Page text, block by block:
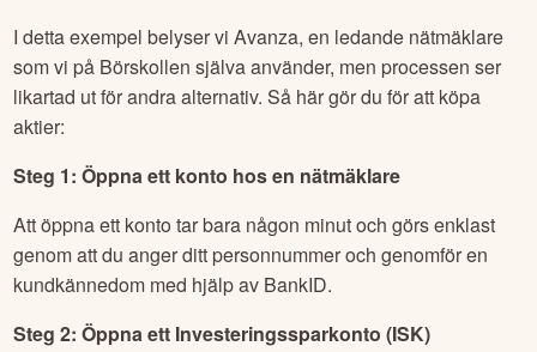
I detta exempel belyser vi Avanza, en ledande nätmäklare
som vi på Börskollen själva använder, men processen ser
likartad ut för andra alternativ. Så här gör du för att köpa
aktier:
Steg 1: Öppna ett konto hos en nätmäklare
Att öppna ett konto tar bara någon minut och görs enklast
genom att du anger ditt personnummer och genomför en
kundkännedom med hjälp av BankID.
Steg 2: Öppna ett Investeringssparkonto (ISK)